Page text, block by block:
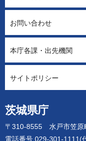
茨城県庁
〒310-8555 水戸市笠原
電話番号 029-301-1111(
お問い合わせ
本庁各課・出先機関
サイトポリシー